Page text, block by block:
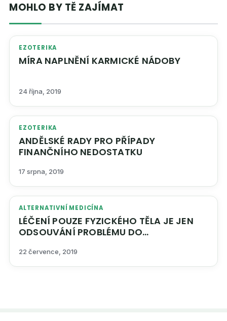
MOHLO BY TĚ ZAJÍMAT
EZOTERIKA
MÍRA NAPLNĚNÍ KARMICKÉ NÁDOBY
24 října, 2019
EZOTERIKA
ANDĚLSKÉ RADY PRO PŘÍPADY
FINANČNÍHO NEDOSTATKU
17 srpna, 2019
ALTERNATIVNÍ MEDICÍNA
LÉČENÍ POUZE FYZICKÉHO TĚLA JE JEN
ODSOUVÁNÍ PROBLÉMU DO
22 července, 2019